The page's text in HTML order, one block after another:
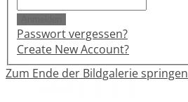
Passwort vergessen?
Create New Account?
Zum Ende der Bildgalerie springen